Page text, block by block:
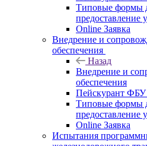
Типовые формы
предоставление
Online Заявка
Внедрение и
обеспечения
Назад
Внедрение и
обеспечения
Пейскурант
Типовые формы
предоставление
Online Заявка
Испытания